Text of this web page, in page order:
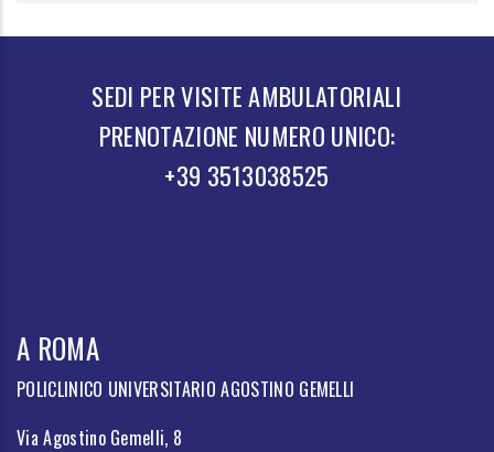
SEDI PER VISITE AMBULATORIALI
PRENOTAZIONE NUMERO UNICO:
+39 3513038525
A ROMA
POLICLINICO UNIVERSITARIO AGOSTINO GEMELLI
Via Agostino Gemelli, 8